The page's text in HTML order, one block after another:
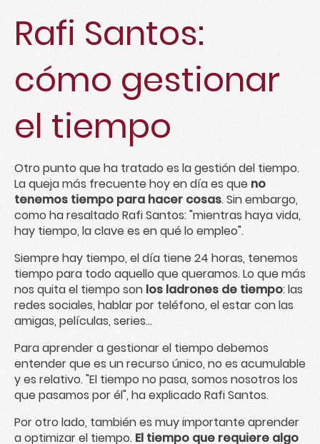
Rafi Santos:
cómo gestionar
el tiempo
Otro punto que ha tratado es la gestión del tiempo.
La queja más frecuente hoy en día es que no
tenemos tiempo para hacer cosas. Sin embargo,
como ha resaltado Rafi Santos: "mientras haya vida,
hay tiempo, la clave es en qué lo empleo".
Siempre hay tiempo, el día tiene 24 horas, tenemos
tiempo para todo aquello que queramos. Lo que más
nos quita el tiempo son los ladrones de tiempo: las
redes sociales, hablar por teléfono, el estar con las
amigas, películas, series…
Para aprender a gestionar el tiempo debemos
entender que es un recurso único, no es acumulable
y es relativo. "El tiempo no pasa, somos nosotros los
que pasamos por él", ha explicado Rafi Santos.
Por otro lado, también es muy importante aprender
a optimizar el tiempo. El tiempo que requiere algo